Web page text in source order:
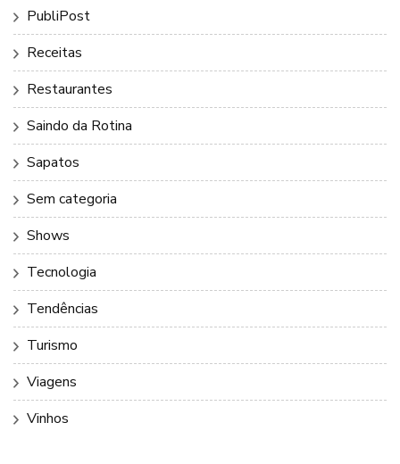
PubliPost
Receitas
Restaurantes
Saindo da Rotina
Sapatos
Sem categoria
Shows
Tecnologia
Tendências
Turismo
Viagens
Vinhos